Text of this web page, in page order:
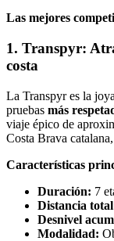
Las mejores
1. Transpyr:
costa
La Transpyr es la
pruebas más
viaje épico de
Costa Brava
Características
Duración: 7
Distancia
Desnivel
Modalidad: